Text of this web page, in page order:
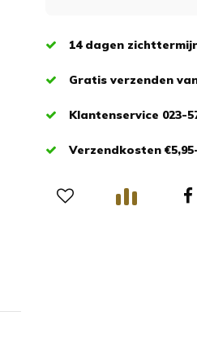
14 dagen
Gratis verzenden
Klantenservice 023-
Verzendkosten